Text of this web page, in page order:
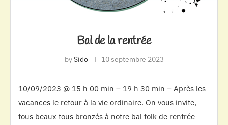
Bal de la rentrée
bySido 10 septembre 2023
10/09/2023 @ 15 h 00 min – 19 h 30 min – Après les
vacances le retour à la vie ordinaire. On vous invite,
tous beaux tous bronzés à notre bal folk de rentrée